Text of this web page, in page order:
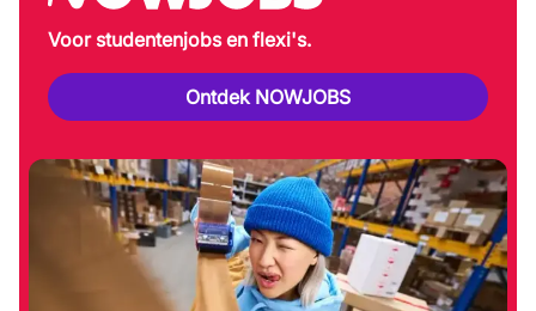
Voor studentenjobs en flexi's.
Ontdek NOWJOBS